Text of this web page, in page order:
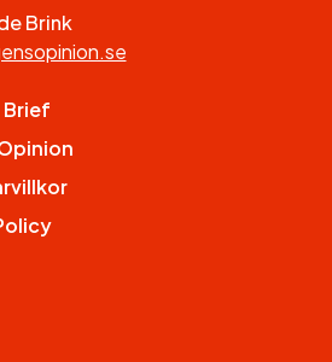
Brink
Brief